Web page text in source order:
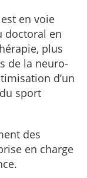
en voie
doctoral en
plus
de la neuro-
d’un
sport
des
en charge